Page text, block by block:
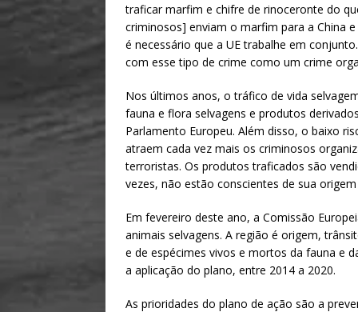
traficar marfim e chifre de rinoceronte do
criminosos] enviam o marfim para a China
é necessário que a UE trabalhe em
com esse tipo de crime como um crime
Nos últimos anos, o tráfico de vida
fauna e flora selvagens e produtos
Parlamento Europeu. Além disso, o baixo
atraem cada vez mais os criminosos
terroristas. Os produtos traficados são
vezes, não estão conscientes de sua origem
Em fevereiro deste ano, a Comissão
animais selvagens. A região é origem,
e de espécimes vivos e mortos da fauna e
a aplicação do plano, entre 2014 a 2020.
As prioridades do plano de ação são a